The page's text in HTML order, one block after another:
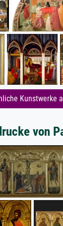
Kunstwerke
von